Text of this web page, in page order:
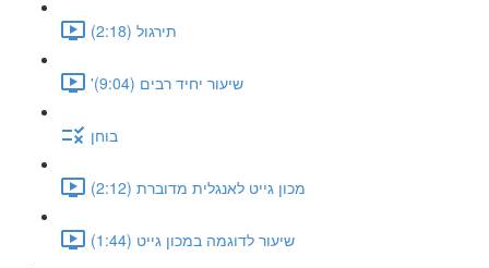
תירגול (2:18)
'שיעור יחיד רבים (9:04)
בוחן
מכון גייט לאנגלית מדוברת (2:12)
שיעור לדוגמה במכון גייט (1:44)